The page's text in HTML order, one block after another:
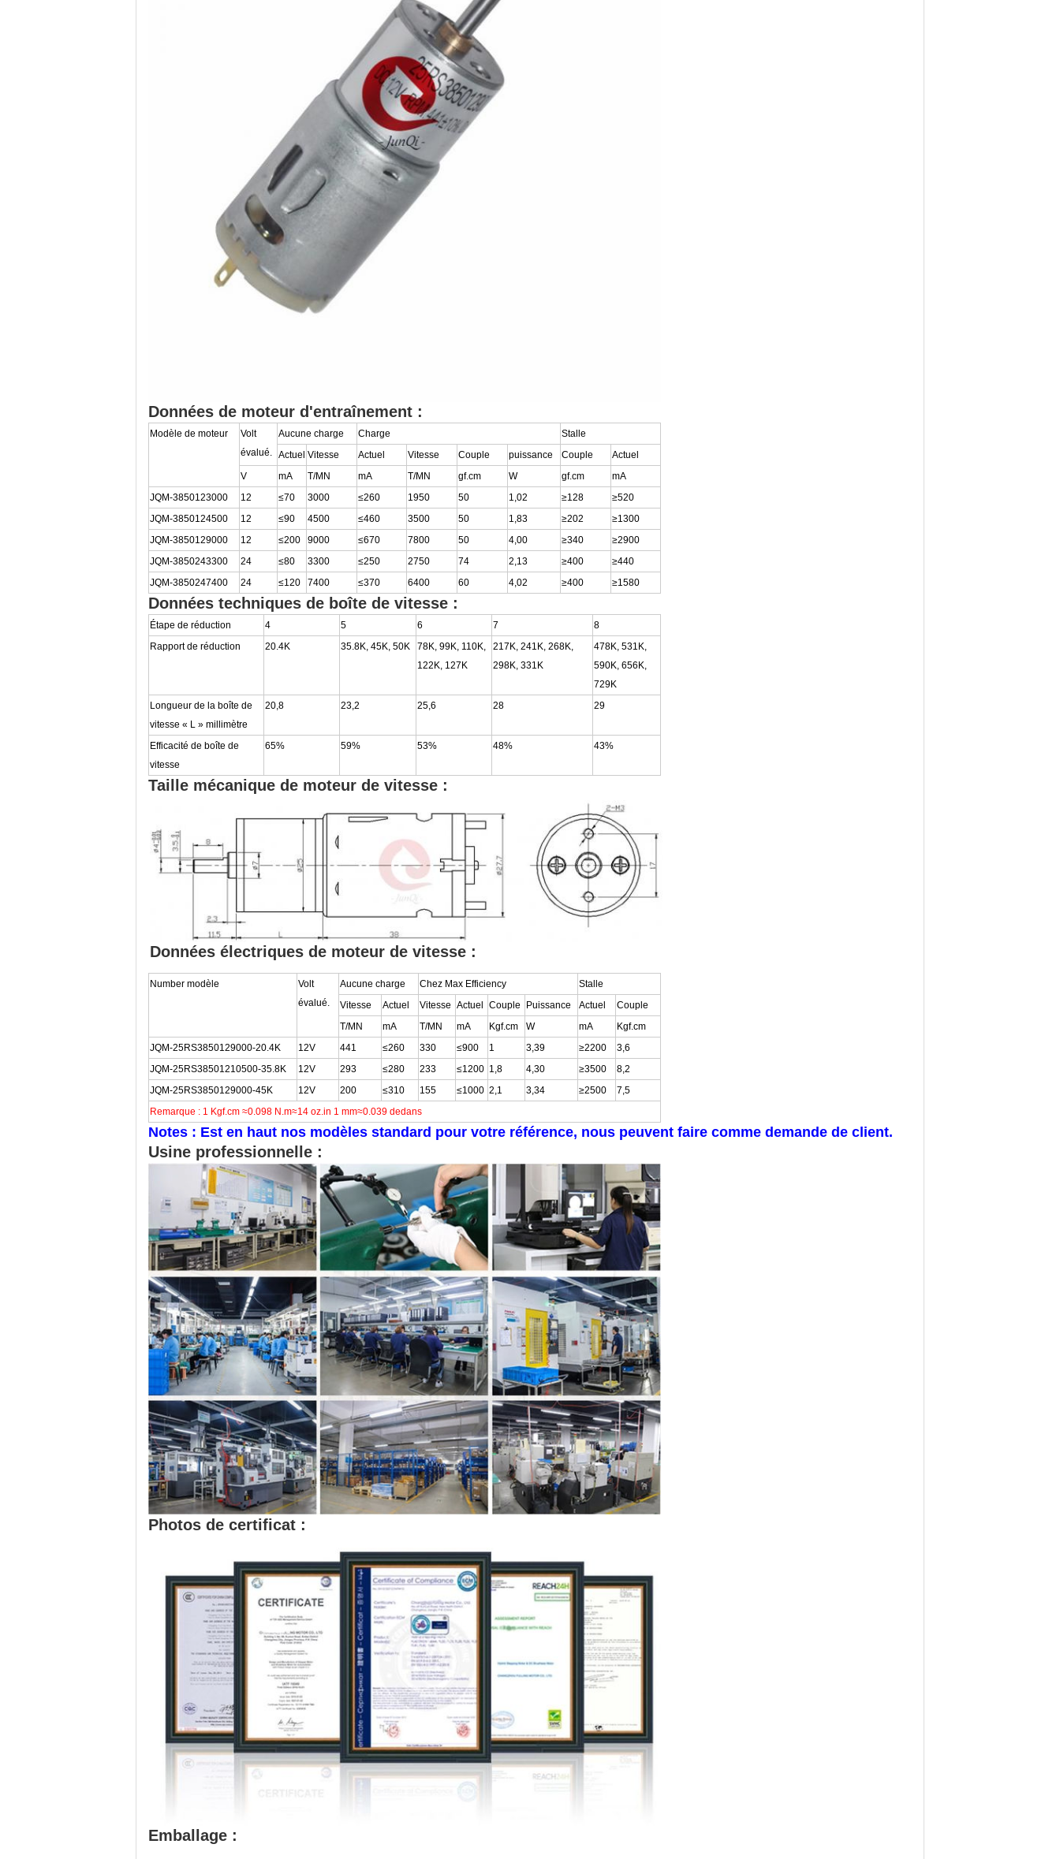
Données de moteur d'entraînement :
Modèle de moteur
Volt
évalué.
Aucune charge Charge
Stalle
Actuel Vitesse Actuel Vitesse Couple puissance Couple
Actuel
V
mA T/MN mA T/MN gf.cm W gf.cm
mA
JQM-3850123000
12 ≤70 3000 ≤260 1950 50 1,02 ≥128
≥520
JQM-3850124500
12 ≤90 4500 ≤460 3500 50 1,83 ≥202
≥1300
JQM-3850129000
12 ≤200 9000 ≤670 7800 50 4,00 ≥340
≥2900
JQM-3850243300
24 ≤80 3300 ≤250 2750 74 2,13 ≥400
≥440
JQM-3850247400
24 ≤120 7400 ≤370 6400 60 4,02 ≥400 ≥1580
Données techniques de boîte de vitesse :
Étape de réduction 4 5 6 7
8
Rapport de réduction
20.4K 35.8K, 45K, 50K
78K, 99K, 110K,
122K, 127K
217K, 241K, 268K,
298K, 331K
478K, 531K,
590K, 656K,
729K
Longueur de la boîte de
vitesse « L » millimètre
20,8 23,2 25,6 28 29
Efficacité de boîte de
vitesse
65% 59% 53% 48% 43%
Taille mécanique de moteur de vitesse :
Données électriques de moteur de vitesse :
Number modèle
Volt
évalué.
Aucune charge Chez Max Efficiency
Stalle
Vitesse
Actuel Vitesse Actuel Couple Puissance Actuel
Couple
T/MN
mA T/MN mA Kgf.cm W mA
Kgf.cm
JQM-25RS3850129000-20.4K
12V 441 ≤260 330 ≤900 1 3,39 ≥2200
3,6
JQM-25RS38501210500-35.8K
12V 293 ≤280 233 ≤1200 1,8 4,30 ≥3500
8,2
JQM-25RS3850129000-45K
12V 200 ≤310 155 ≤1000 2,1 3,34 ≥2500
7,5
Remarque : 1 Kgf.cm ≈0.098 N.m≈14 oz.in 1 mm≈0.039 dedans
Notes : Est en haut nos modèles standard pour votre référence, nous peuvent faire comme demande de client.
Usine professionnelle :
Photos de certificat :
Emballage :